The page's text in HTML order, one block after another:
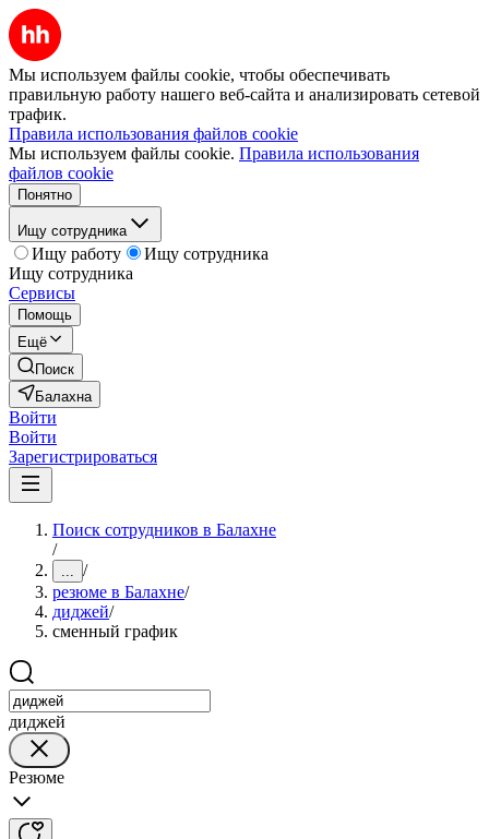
Мы используем файлы cookie, чтобы обеспечивать
правильную работу нашего веб-сайта и анализировать сетевой
трафик.
Правила использования файлов cookie
Мы используем файлы cookie. Правила использования
файлов cookie
Понятно
Ищу сотрудника
Ищу работу
Ищу сотрудника
Ищу сотрудника
Сервисы
Помощь
Ещё
Поиск
Балахна
Войти
Войти
Зарегистрироваться
Поиск сотрудников в Балахне
/
... /
резюме в Балахне/
диджей/
сменный график
диджей
Резюме